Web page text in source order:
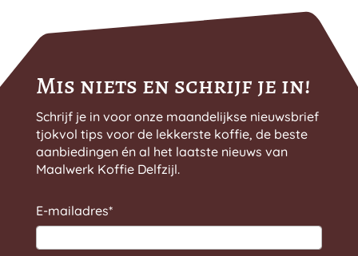
Mis niets en schrijf je in!
Schrijf je in voor onze maandelijkse nieuwsbrief
tjokvol tips voor de lekkerste koffie, de beste
aanbiedingen én al het laatste nieuws van
Maalwerk Koffie Delfzijl.
E-mailadres*